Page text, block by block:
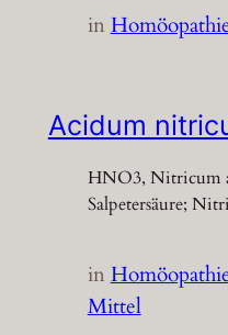
in
Acidum
HNO3, Nitricum
Salpetersäure;
in
Mittel